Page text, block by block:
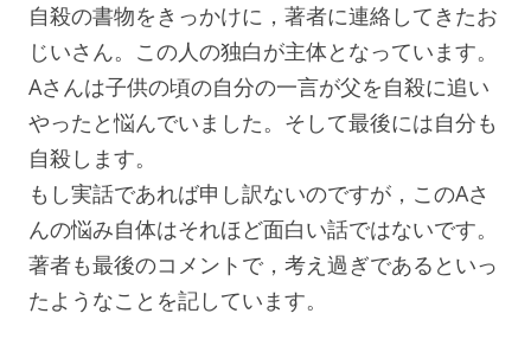
自殺の書物をきっかけに，著者に連絡してきたお
じいさん。この人の独白が主体となっています。
Aさんは子供の頃の自分の一言が父を自殺に追い
やったと悩んでいました。そして最後には自分も
自殺します。
もし実話であれば申し訳ないのですが，このAさ
んの悩み自体はそれほど面白い話ではないです。
著者も最後のコメントで，考え過ぎであるといっ
たようなことを記しています。